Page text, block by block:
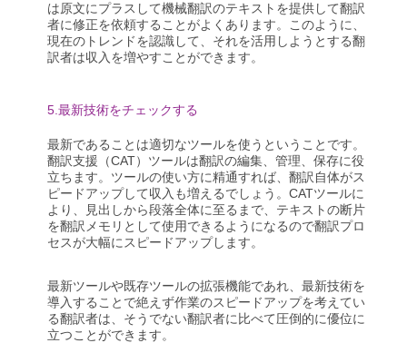
は原文にプラスして機械翻訳のテキストを提供して翻訳
者に修正を依頼することがよくあります。このように、
現在のトレンドを認識して、それを活用しようとする翻
訳者は収入を増やすことができます。
5.最新技術をチェックする
最新であることは適切なツールを使うということです。
翻訳支援（CAT）ツールは翻訳の編集、管理、保存に役
立ちます。ツールの使い方に精通すれば、翻訳自体がス
ピードアップして収入も増えるでしょう。CATツールに
より、見出しから段落全体に至るまで、テキストの断片
を翻訳メモリとして使用できるようになるので翻訳プロ
セスが大幅にスピードアップします。
最新ツールや既存ツールの拡張機能であれ、最新技術を
導入することで絶えず作業のスピードアップを考えてい
る翻訳者は、そうでない翻訳者に比べて圧倒的に優位に
立つことができます。